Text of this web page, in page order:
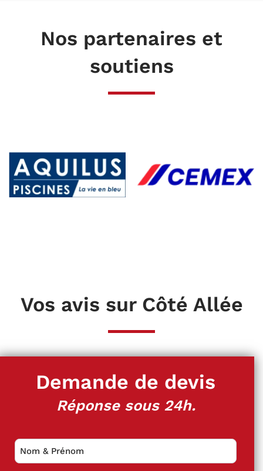
Nos partenaires et
soutiens
Vos avis sur Côté Allée
Demande de devis
Réponse sous 24h.